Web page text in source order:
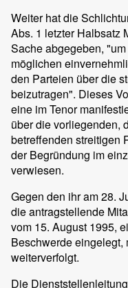
Weiter hat die
Abs. 1 letzter Halbsatz
Sache abgegeben,
möglichen
den Parteien über die
beizutragen". Dieses
eine im Tenor
über die vorliegenden,
betreffenden streitigen
der Begründung im
verwiesen.
Gegen den ihr am 28.
die antragstellende
vom 15. August 1995,
Beschwerde eingelegt,
weiterverfolgt.
Die